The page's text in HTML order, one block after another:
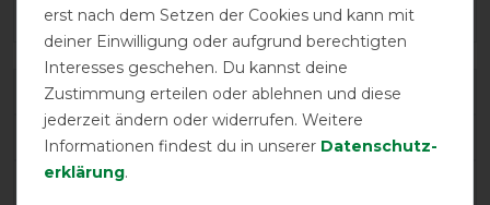
Varianten-ID: 97159
SKU: 700990007
EAN:3338025861694
erst nach dem Setzen der Cookies und kann mit
deiner Einwilligung oder aufgrund berechtigten
Interesses geschehen. Du kannst deine
Zustimmung erteilen oder ablehnen und diese
jederzeit ändern oder widerrufen. Weitere
Informationen findest du in unserer Daten­schutz­
erklärung.